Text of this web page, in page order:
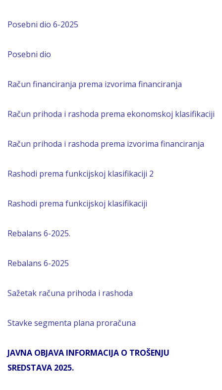
Posebni dio 6-2025
Posebni dio
Račun financiranja prema izvorima financiranja
Račun prihoda i rashoda prema ekonomskoj klasifikaciji
Račun prihoda i rashoda prema izvorima financiranja
Rashodi prema funkcijskoj klasifikaciji 2
Rashodi prema funkcijskoj klasifikaciji
Rebalans 6-2025.
Rebalans 6-2025
Sažetak računa prihoda i rashoda
Stavke segmenta plana proračuna
JAVNA OBJAVA INFORMACIJA O TROŠENJU
SREDSTAVA 2025.